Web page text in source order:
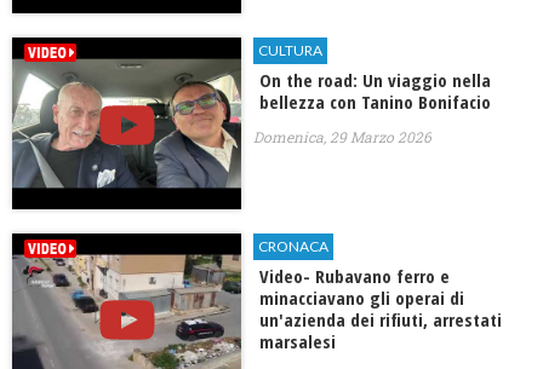
CULTURA
On the road: Un viaggio nella
bellezza con Tanino Bonifacio
Domenica, 29 Marzo 2026
CRONACA
Video- Rubavano ferro e
minacciavano gli operai di
un'azienda dei rifiuti, arrestati
marsalesi